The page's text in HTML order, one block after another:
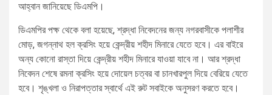
আহ্বান জানিয়েছে ডিএমপি।
ডিএমপির পক্ষ থেকে বলা হয়েছে, শ্রদ্ধা নিবেদনের জন্য নগরবাসীকে পলাশীর
মোড়, জগন্নাথ হল ক্রসিং হয়ে কেন্দ্রীয় শহীদ মিনারে যেতে হবে। এর বাইরে
অন্য কোনো রাস্তা দিয়ে কেন্দ্রীয় শহীদ মিনারে যাওয়া যাবে না। আর শ্রদ্ধা
নিবেদন শেষে রমনা ক্রসিং হয়ে দোয়েল চত্বর বা চানখারপুল দিয়ে বেরিয়ে যেতে
হবে। শৃঙ্খলা ও নিরাপত্তার স্বার্থে এই রুট সবাইকে অনুসরণ করতে হবে।